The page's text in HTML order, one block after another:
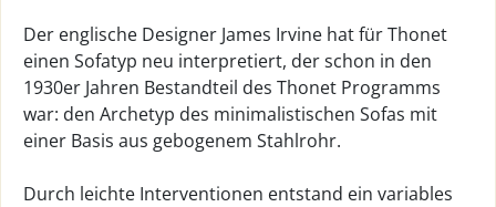
Der englische Designer James Irvine hat für Thonet
einen Sofatyp neu interpretiert, der schon in den
1930er Jahren Bestandteil des Thonet Programms
war: den Archetyp des minimalistischen Sofas mit
einer Basis aus gebogenem Stahlrohr.
Durch leichte Interventionen entstand ein variables